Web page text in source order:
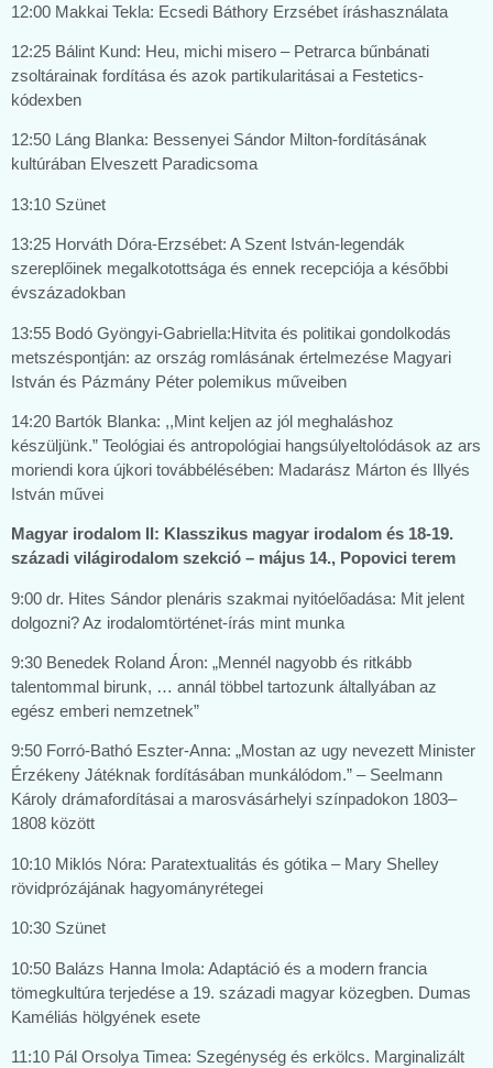
12:00 Makkai Tekla: Ecsedi Báthory Erzsébet íráshasználata
12:25 Bálint Kund: Heu, michi misero – Petrarca bűnbánati
zsoltárainak fordítása és azok partikularitásai a Festetics-
kódexben
12:50 Láng Blanka: Bessenyei Sándor Milton-fordításának
kultúrában Elveszett Paradicsoma
13:10 Szünet
13:25 Horváth Dóra-Erzsébet: A Szent István-legendák
szereplőinek megalkotottsága és ennek recepciója a későbbi
évszázadokban
13:55 Bodó Gyöngyi-Gabriella:Hitvita és politikai gondolkodás
metszéspontján: az ország romlásának értelmezése Magyari
István és Pázmány Péter polemikus műveiben
14:20 Bartók Blanka: ,,Mint keljen az jól meghaláshoz
készüljünk.” Teológiai és antropológiai hangsúlyeltolódások az ars
moriendi kora újkori továbbélésében: Madarász Márton és Illyés
István művei
Magyar irodalom II: Klasszikus magyar irodalom és 18-19.
századi világirodalom szekció – május 14., Popovici terem
9:00 dr. Hites Sándor plenáris szakmai nyitóelőadása: Mit jelent
dolgozni? Az irodalomtörténet-írás mint munka
9:30 Benedek Roland Áron: „Mennél nagyobb és ritkább
talentommal birunk, … annál többel tartozunk általlyában az
egész emberi nemzetnek”
9:50 Forró-Bathó Eszter-Anna: „Mostan az ugy nevezett Minister
Érzékeny Játéknak fordításában munkálódom.” – Seelmann
Károly drámafordításai a marosvásárhelyi színpadokon 1803–
1808 között
10:10 Miklós Nóra: Paratextualitás és gótika – Mary Shelley
rövidprózájának hagyományrétegei
10:30 Szünet
10:50 Balázs Hanna Imola: Adaptáció és a modern francia
tömegkultúra terjedése a 19. századi magyar közegben. Dumas
Kaméliás hölgyének esete
11:10 Pál Orsolya Timea: Szegénység és erkölcs. Marginalizált